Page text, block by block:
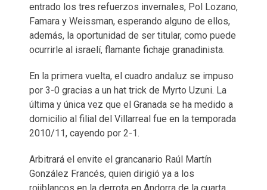
entrado los tres refuerzos invernales, Pol Lozano,
Famara y Weissman, esperando alguno de ellos,
además, la oportunidad de ser titular, como puede
ocurrirle al israelí, flamante fichaje granadinista.
En la primera vuelta, el cuadro andaluz se impuso
por 3-0 gracias a un hat trick de Myrto Uzuni. La
última y única vez que el Granada se ha medido a
domicilio al filial del Villarreal fue en la temporada
2010/11, cayendo por 2-1.
Arbitrará el envite el grancanario Raúl Martín
González Francés, quien dirigió ya a los
rojiblancos en la derrota en Andorra de la cuarta